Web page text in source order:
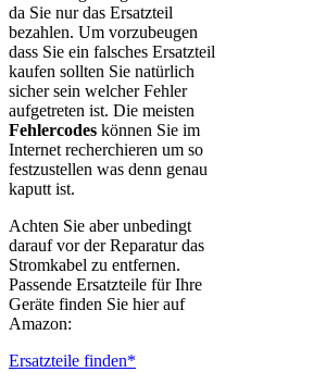
da Sie nur das Ersatzteil
bezahlen. Um vorzubeugen
dass Sie ein falsches Ersatzteil
kaufen sollten Sie natürlich
sicher sein welcher Fehler
aufgetreten ist. Die meisten
Fehlercodes können Sie im
Internet recherchieren um so
festzustellen was denn genau
kaputt ist.
Achten Sie aber unbedingt
darauf vor der Reparatur das
Stromkabel zu entfernen.
Passende Ersatzteile für Ihre
Geräte finden Sie hier auf
Amazon:
Ersatzteile finden*